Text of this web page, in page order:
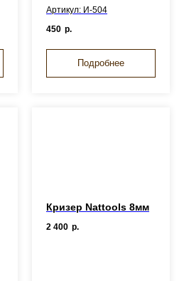
Артикул: И-504
450 р.
Подробнее
Кризер Nattools 8мм
2 400 р.